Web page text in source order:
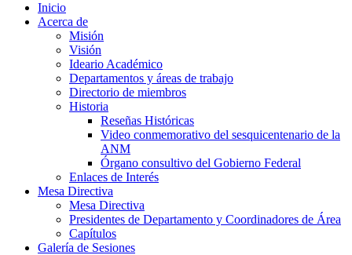
Inicio
Acerca de
Misión
Visión
Ideario Académico
Departamentos y áreas de trabajo
Directorio de miembros
Historia
Reseñas Históricas
Video conmemorativo del sesquicentenario de la
ANM
Órgano consultivo del Gobierno Federal
Enlaces de Interés
Mesa Directiva
Mesa Directiva
Presidentes de Departamento y Coordinadores de Área
Capítulos
Galería de Sesiones